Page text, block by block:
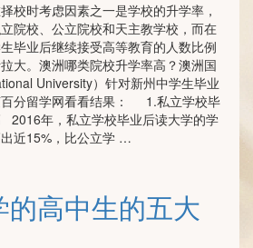
校时考虑因素之一是学校的升学率，
院校、公立院校和天主教学校，而在
毕业后继续接受高等教育的人数比例
大。澳洲哪类院校升学率高？澳洲国
University）针对新州中学生毕业
百分留学网看看结果： 1.私立学校毕
2016年，私立学校毕业后读大学的学
近15%，比公立学 …
高中生的五大